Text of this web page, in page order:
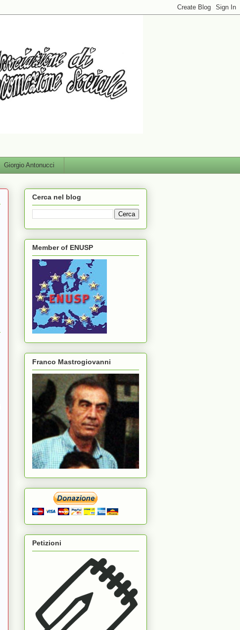
Giorgio Antonucci
Cerca nel blog
Member of ENUSP
Franco Mastrogiovanni
Petizioni